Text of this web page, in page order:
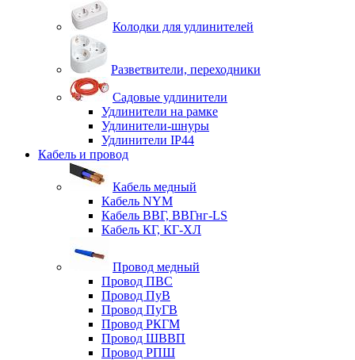
Колодки для удлинителей
Разветвители, переходники
Садовые удлинители
Удлинители на рамке
Удлинители-шнуры
Удлинители IP44
Кабель и провод
Кабель медный
Кабель NYM
Кабель ВВГ, ВВГнг-LS
Кабель КГ, КГ-ХЛ
Провод медный
Провод ПВС
Провод ПуВ
Провод ПуГВ
Провод РКГМ
Провод ШВВП
Провод РПШ